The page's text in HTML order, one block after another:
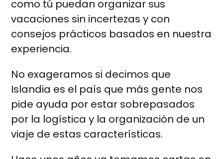
como tú puedan organizar sus
vacaciones sin incertezas y con
consejos prácticos basados en nuestra
experiencia.
No exageramos si decimos que
Islandia es el país que más gente nos
pide ayuda por estar sobrepasados
por la logística y la organización de un
viaje de estas características.